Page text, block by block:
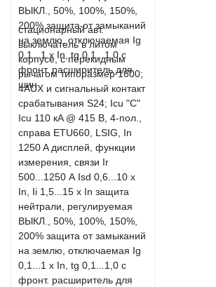
стационарный авт.
выключатель в литом
корпусе, с перекидным
рычагом типоразмер 1600;
4AUX и сигнальный контакт
срабатывания S24; Icu "C"
Icu 110 кA @ 415 В, 4-пол.,
справа ETU660, LSIG, In
1250 A дисплей, функции
измерения, связи Ir
500...1250 А Isd 0,6...10 x
In, Ii 1,5...15 x In защита
нейтрали, регулируемая
ВЫКЛ., 50%, 100%, 150%,
200% защита от замыканий
на землю, отключаемая Ig
0,1...1 x In, tg 0,1...1,0 с
фронт. расширитель для